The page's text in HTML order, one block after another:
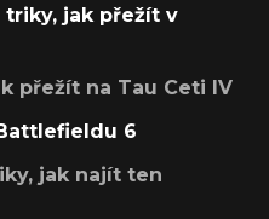
triky, jak přežít v
přežít na Tau Ceti IV
6
jak najít ten